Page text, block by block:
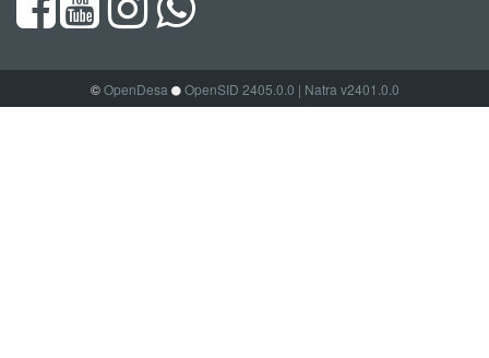
©OpenDesa OpenSID 2405.0.0 | Natra v2401.0.0